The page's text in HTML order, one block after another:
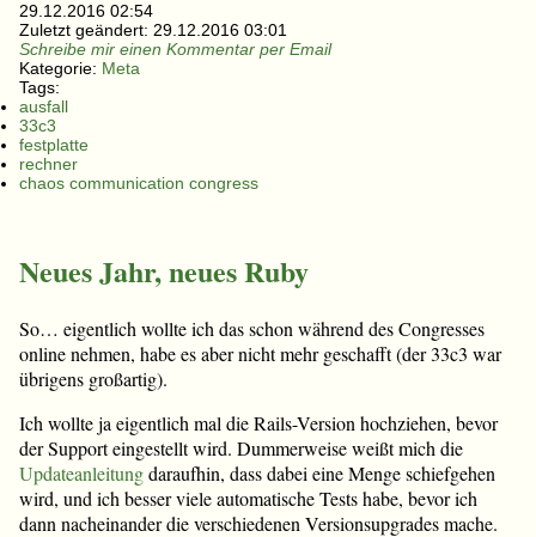
29.12.2016 02:54
Zuletzt geändert: 29.12.2016 03:01
Schreibe mir einen Kommentar per Email
Kategorie: Meta
Tags:
ausfall
33c3
festplatte
rechner
chaos communication congress
Neues Jahr, neues Ruby
So… eigentlich wollte ich das schon während des Congresses
online nehmen, habe es aber nicht mehr geschafft (der 33c3 war
übrigens großartig).
Ich wollte ja eigentlich mal die Rails-Version hochziehen, bevor
der Support eingestellt wird. Dummerweise weißt mich die
Updateanleitungdaraufhin, dass dabei eine Menge schiefgehen
wird, und ich besser viele automatische Tests habe, bevor ich
dann nacheinander die verschiedenen Versionsupgrades mache.